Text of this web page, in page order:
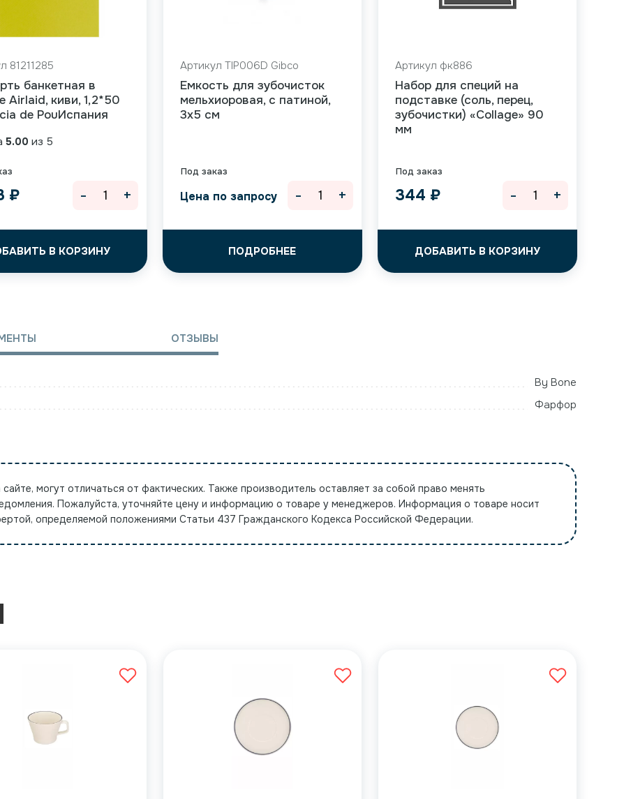
81211285
банкетная в
Airlaid, киви, 1,2*50
de PouИспания
5.00 из 5
₽
В КОРЗИНУ
- +
Под заказ
Артикул TIP006D Gibco
Емкость для зубочисток
мельхиоровая, c патиной,
3х5 см
Цена по запросу
ПОДРОБНЕЕ
- +
Под заказ
Артикул фк886
Набор для специй на
подставке (соль, перец,
зубочистки) «Collage» 90
мм
344 ₽
ДОБАВИТЬ В КОРЗИНУ
- +
ОТЗЫВЫ
By Bone
Фарфор
могут отличаться от фактических. Также производитель оставляет за собой право менять
Пожалуйста, уточняйте цену и информацию о товаре у менеджеров. Информация о товаре носит
определяемой положениями Статьи 437 Гражданского Кодекса Российской Федерации.